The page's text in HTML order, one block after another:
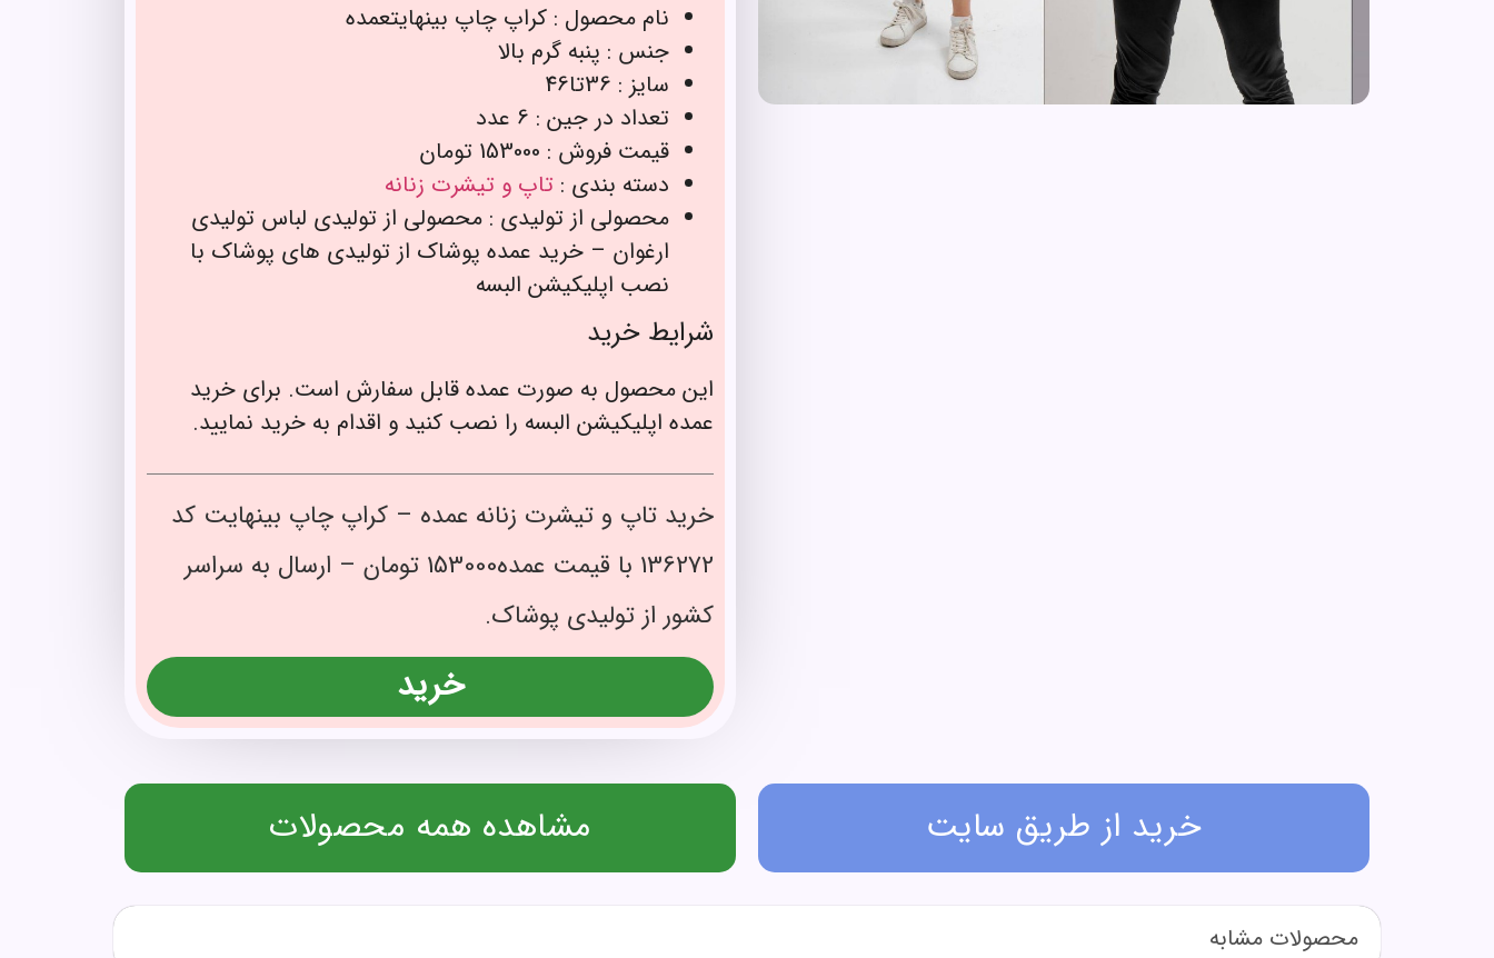
نام محصول : کراپ چاپ بینهایتعمده
جنس : پنبه گرم بالا
سایز : 36تا46
تعداد در جین : 6 عدد
قیمت فروش : 153000 تومان
دسته بندی : تاپ و تیشرت زنانه
محصولی از تولیدی : محصولی از تولیدی لباس تولیدی
ارغوان – خرید عمده پوشاک از تولیدی های پوشاک با
نصب اپلیکیشن البسه
شرایط خرید
این محصول به صورت عمده قابل سفارش است. برای خرید
عمده اپلیکیشن البسه را نصب کنید و اقدام به خرید نمایید.
خرید تاپ و تیشرت زنانه عمده – کراپ چاپ بینهایت کد
136272 با قیمت عمده153000 تومان – ارسال به سراسر
کشور از تولیدی پوشاک.
خرید
خرید از طریق سایت مشاهده همه محصولات
محصولات مشابه